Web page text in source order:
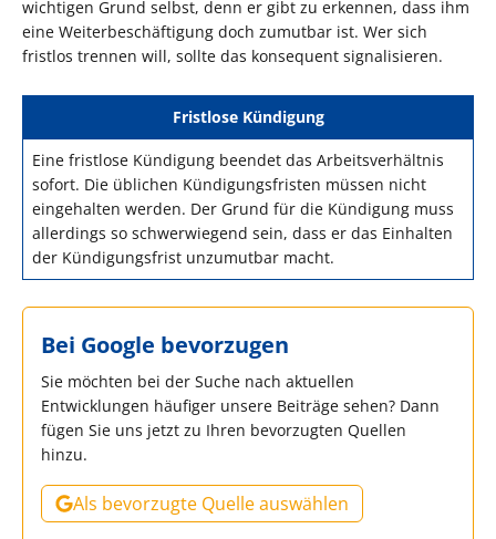
wichtigen Grund selbst, denn er gibt zu erkennen, dass ihm
eine Weiterbeschäftigung doch zumutbar ist. Wer sich
fristlos trennen will, sollte das konsequent signalisieren.
Fristlose Kündigung
Eine fristlose Kündigung beendet das Arbeitsverhältnis
sofort. Die üblichen Kündigungsfristen müssen nicht
eingehalten werden. Der Grund für die Kündigung muss
allerdings so schwerwiegend sein, dass er das Einhalten
der Kündigungsfrist unzumutbar macht.
Bei Google bevorzugen
Sie möchten bei der Suche nach aktuellen
Entwicklungen häufiger unsere Beiträge sehen? Dann
fügen Sie uns jetzt zu Ihren bevorzugten Quellen
hinzu.
Als bevorzugte Quelle auswählen